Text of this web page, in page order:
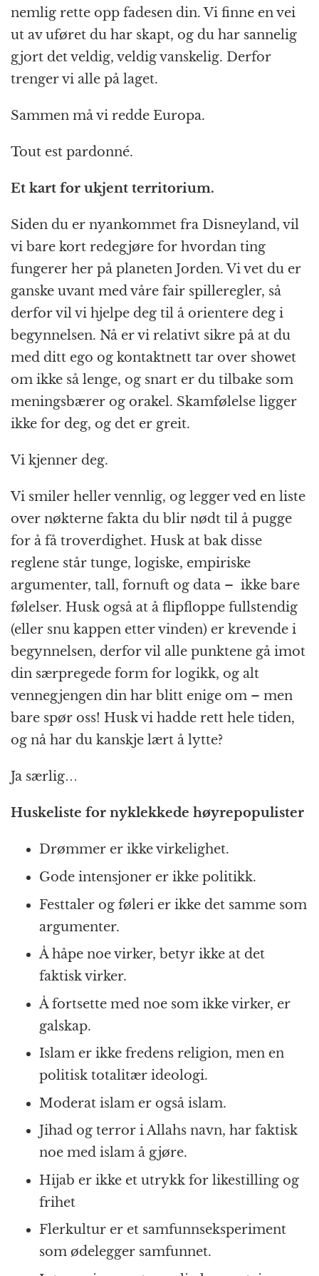
nemlig rette opp fadesen din. Vi finne en vei
ut av uføret du har skapt, og du har sannelig
gjort det veldig, veldig vanskelig. Derfor
trenger vi alle på laget.
Sammen må vi redde Europa.
Tout est pardonné.
Et kart for ukjent territorium.
Siden du er nyankommet fra Disneyland, vil
vi bare kort redegjøre for hvordan ting
fungerer her på planeten Jorden. Vi vet du er
ganske uvant med våre fair spilleregler, så
derfor vil vi hjelpe deg til å orientere deg i
begynnelsen. Nå er vi relativt sikre på at du
med ditt ego og kontaktnett tar over showet
om ikke så lenge, og snart er du tilbake som
meningsbærer og orakel. Skamfølelse ligger
ikke for deg, og det er greit.
Vi kjenner deg.
Vi smiler heller vennlig, og legger ved en liste
over nøkterne fakta du blir nødt til å pugge
for å få troverdighet. Husk at bak disse
reglene står tunge, logiske, empiriske
argumenter, tall, fornuft og data – ikke bare
følelser. Husk også at å flipfloppe fullstendig
(eller snu kappen etter vinden) er krevende i
begynnelsen, derfor vil alle punktene gå imot
din særpregede form for logikk, og alt
vennegjengen din har blitt enige om – men
bare spør oss! Husk vi hadde rett hele tiden,
og nå har du kanskje lært å lytte?
Ja særlig…
Huskeliste for nyklekkede høyrepopulister
Drømmer er ikke virkelighet.
Gode intensjoner er ikke politikk.
Festtaler og føleri er ikke det samme som
argumenter.
Å håpe noe virker, betyr ikke at det
faktisk virker.
Å fortsette med noe som ikke virker, er
galskap.
Islam er ikke fredens religion, men en
politisk totalitær ideologi.
Moderat islam er også islam.
Jihad og terror i Allahs navn, har faktisk
noe med islam å gjøre.
Hijab er ikke et utrykk for likestilling og
frihet
Flerkultur er et samfunnseksperiment
som ødelegger samfunnet.